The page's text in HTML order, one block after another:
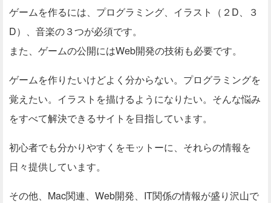
ゲームを作るには、プログラミング、イラスト（２D、３
D）、音楽の３つが必須です。
また、ゲームの公開にはWeb開発の技術も必要です。
ゲームを作りたいけどよく分からない。プログラミングを
覚えたい。イラストを描けるようになりたい。そんな悩み
をすべて解決できるサイトを目指しています。
初心者でも分かりやすくをモットーに、それらの情報を
日々提供しています。
その他、Mac関連、Web開発、IT関係の情報が盛り沢山で